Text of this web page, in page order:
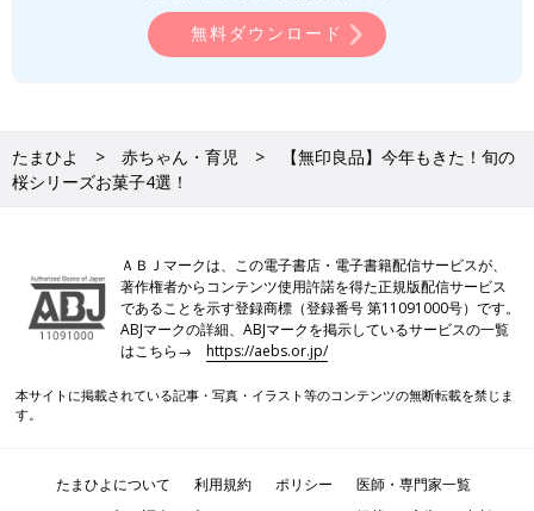
無料ダウンロード
たまひよ 赤ちゃん・育児
【無印良品】今年もきた！旬の
桜シリーズお菓子4選！
ＡＢＪマークは、この電子書店・電子書籍配信サービスが、
著作権者からコンテンツ使用許諾を得た正規版配信サービス
であることを示す登録商標（登録番号 第11091000号）です。
ABJマークの詳細、ABJマークを掲示しているサービスの一覧
はこちら→https://aebs.or.jp/
本サイトに掲載されている記事・写真・イラスト等のコンテンツの無断転載を禁じま
す。
たまひよについて 利用規約 ポリシー
医師・専門家一覧